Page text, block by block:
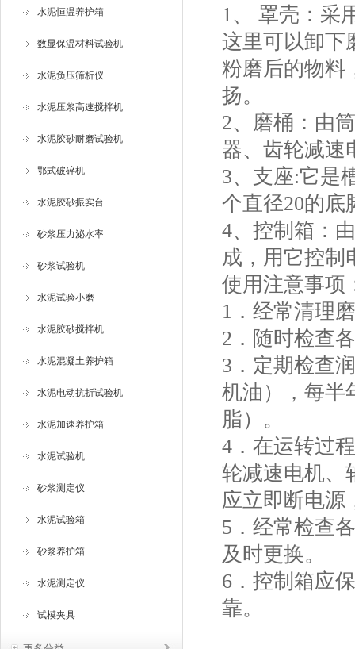
水泥恒温养护箱
数显保温材料试验机
水泥负压筛析仪
水泥压浆高速搅拌机
水泥胶砂耐磨试验机
鄂式破碎机
水泥胶砂振实台
砂浆压力泌水率
砂浆试验机
水泥试验小磨
水泥胶砂搅拌机
水泥混凝土养护箱
水泥电动抗折试验机
水泥加速养护箱
水泥试验机
砂浆测定仪
水泥试验箱
砂浆养护箱
水泥测定仪
试模夹具
1、 罩壳：采
这里可以卸下
粉磨后的物料
扬。
2、磨桶：由
器、齿轮减速
3、支座:它是
个直径20的底
4、控制箱：
成，用它控制
使用注意事项
1．经常清理
2．随时检查
3．定期检查
机油），每半
脂）。
4．在运转过
轮减速电机、
应立即断电源
5．经常检查
及时更换。
6．控制箱应
靠。